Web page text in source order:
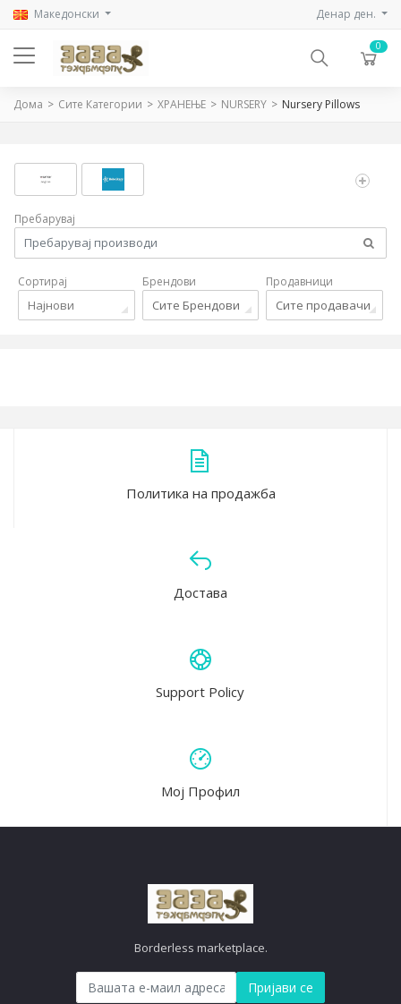
Mакедонски Денар ден.
0
Дома Сите Категории ХРАНЕЊЕ NURSERY Nursery Pillows
Пребарувај
Сортирај
Најнови
Брендови
Сите Брендови
Продавници
Сите продавачи
Политика на продажба
Достава
Support Policy
Мој Профил
Borderless marketplace.
Пријави се